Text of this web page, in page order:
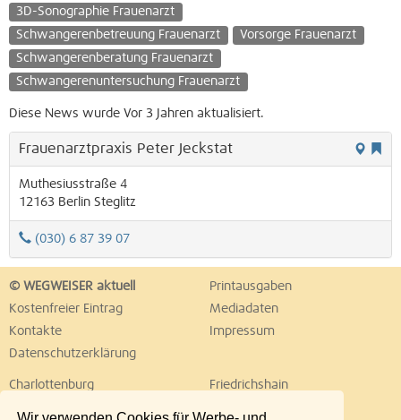
3D-Sonographie Frauenarzt
Schwangerenbetreuung Frauenarzt
Vorsorge Frauenarzt
Schwangerenberatung Frauenarzt
Schwangerenuntersuchung Frauenarzt
Diese News wurde Vor 3 Jahren aktualisiert.
Frauenarztpraxis Peter Jeckstat
Muthesiusstraße 4
12163 Berlin Steglitz
(030) 6 87 39 07
© WEGWEISER aktuell
Printausgaben
Kostenfreier Eintrag
Mediadaten
Kontakte
Impressum
Datenschutzerklärung
Charlottenburg
Friedrichshain